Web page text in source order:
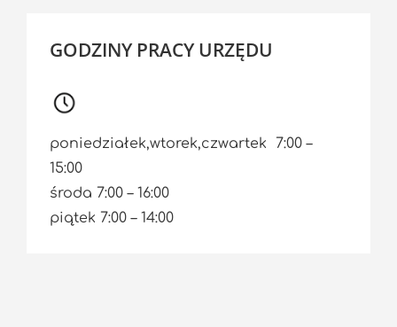
GODZINY PRACY URZĘDU
poniedziałek,wtorek,czwartek 7:00 –
15:00
środa 7:00 – 16:00
piątek 7:00 – 14:00